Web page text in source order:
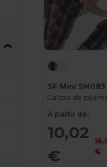
SF Mini SM083
Calças de
A partir de:
10,02
€
€